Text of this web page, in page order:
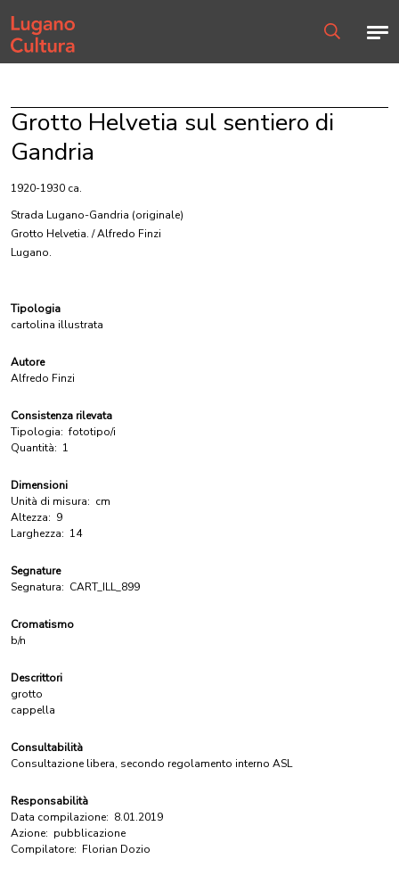
Home page
Grotto Helvetia sul sentiero di
Gandria
1920-1930 ca.
Strada Lugano-Gandria (originale)
Grotto Helvetia. / Alfredo Finzi
Lugano.
Tipologia
cartolina illustrata
Autore
Alfredo Finzi
Consistenza rilevata
Tipologia: fototipo/i
Quantità: 1
Dimensioni
Unità di misura: cm
Altezza: 9
Larghezza: 14
Segnature
Segnatura: CART_ILL_899
Cromatismo
b/n
Descrittori
grotto
cappella
Consultabilità
Consultazione libera, secondo regolamento interno ASL
Responsabilità
Data compilazione: 8.01.2019
Azione: pubblicazione
Compilatore: Florian Dozio